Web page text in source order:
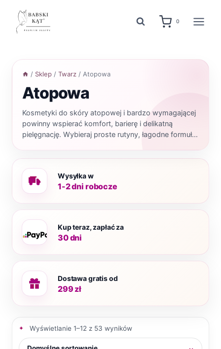
treści
0
/ Sklep / Twarz / Atopowa
Atopowa
Kosmetyki do skóry atopowej i bardzo wymagającej
powinny wspierać komfort, barierę i delikatną
pielęgnację. Wybieraj proste rutyny, łagodne formuły
Wysyłka w
1-2 dni robocze
Kup teraz, zapłać za
30 dni
Dostawa gratis od
299 zł
Wyświetlanie 1–12 z 53 wyników